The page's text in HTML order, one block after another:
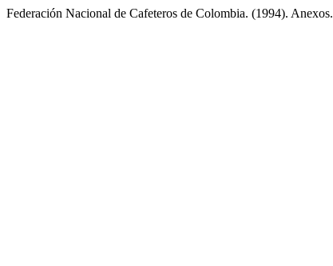
Federación Nacional de Cafeteros de Colombia. (1994). Anexos.